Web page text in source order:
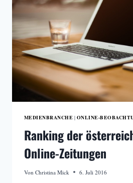
MEDIENBRANCHE | ONLINE-
Ranking der
Online-Zeitungen
Von Christina Mick 6. Juli 2016